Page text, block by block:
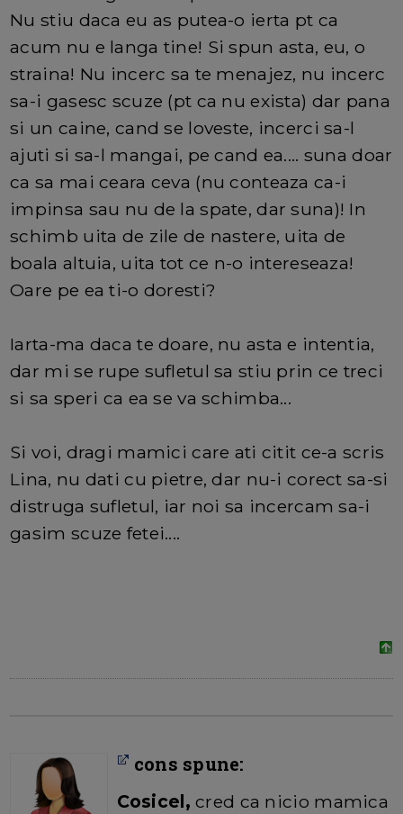
Nu stiu daca eu as putea-o ierta pt ca
acum nu e langa tine! Si spun asta, eu, o
straina! Nu incerc sa te menajez, nu incerc
sa-i gasesc scuze (pt ca nu exista) dar pana
si un caine, cand se loveste, incerci sa-l
ajuti si sa-l mangai, pe cand ea.... suna doar
ca sa mai ceara ceva (nu conteaza ca-i
impinsa sau nu de la spate, dar suna)! In
schimb uita de zile de nastere, uita de
boala altuia, uita tot ce n-o intereseaza!
Oare pe ea ti-o doresti?
Iarta-ma daca te doare, nu asta e intentia,
dar mi se rupe sufletul sa stiu prin ce treci
si sa speri ca ea se va schimba...
Si voi, dragi mamici care ati citit ce-a scris
Lina, nu dati cu pietre, dar nu-i corect sa-si
distruga sufletul, iar noi sa incercam sa-i
gasim scuze fetei....
cons spune:
Cosicel, cred ca nicio mamica